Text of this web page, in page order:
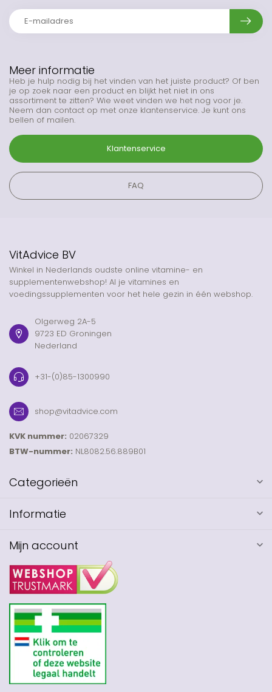
Meer informatie
Heb je hulp nodig bij het vinden van het juiste product? Of ben
je op zoek naar een product en blijkt het niet in ons
assortiment te zitten? Wie weet vinden we het nog voor je.
Neem dan contact op met onze klantenservice. Je kunt ons
bellen of mailen.
Klantenservice
FAQ
VitAdvice BV
Winkel in Nederlands oudste online vitamine- en
supplementenwebshop! Al je vitamines en
voedingssupplementen voor het hele gezin in één webshop.
Olgerweg 2A-5
9723 ED Groningen
Nederland
+31-(0)85-1300990
shop@vitadvice.com
KVK nummer: 02067329
BTW-nummer: NL8082.56.889B01
Categorieën
Informatie
Mijn account